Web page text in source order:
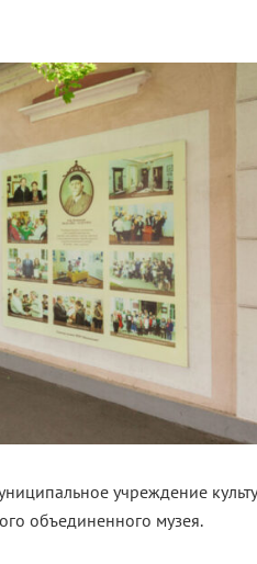
учреждение
объединенного музея.